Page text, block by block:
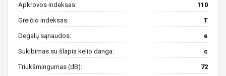
Apkrovos indeksas: 110
Greičio indeksas: T
Degalų sąnaudos: e
Sukibimas su šlapia kelio danga: c
Triukšmingumas (dB): 72